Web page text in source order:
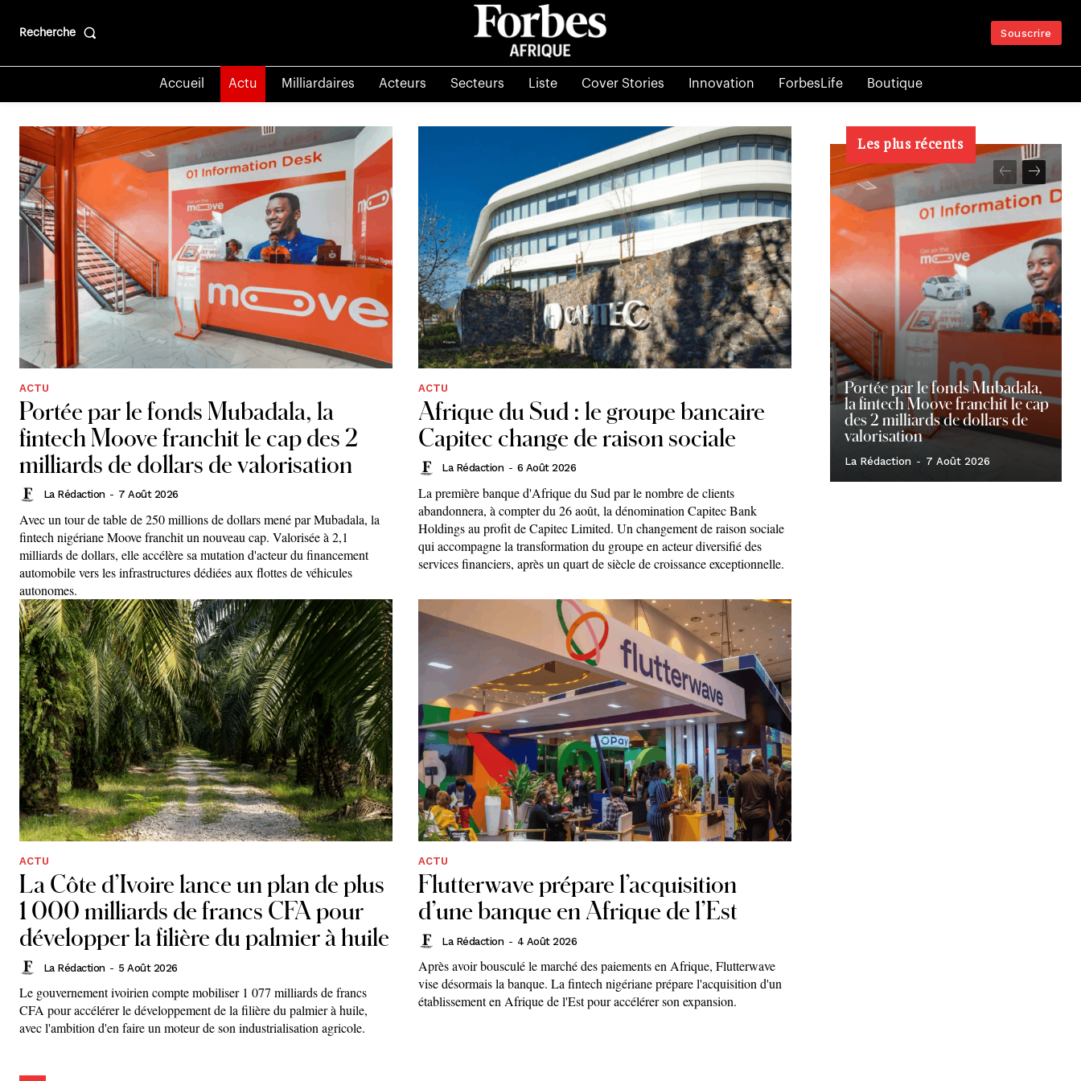
Recherche Souscrire
Accueil Actu Milliardaires Acteurs Secteurs Liste Cover Stories Innovation ForbesLife Boutique
ACTU
Portée par le fonds Mubadala, la
fintech Moove franchit le cap des 2
milliards de dollars de valorisation
La Rédaction - 7 Août 2026
Avec un tour de table de 250 millions de dollars mené par Mubadala, la
fintech nigériane Moove franchit un nouveau cap. Valorisée à 2,1
milliards de dollars, elle accélère sa mutation d'acteur du financement
automobile vers les infrastructures dédiées aux flottes de véhicules
autonomes.
ACTU
Afrique du Sud : le groupe bancaire
Capitec change de raison sociale
La Rédaction - 6 Août 2026
La première banque d'Afrique du Sud par le nombre de clients
abandonnera, à compter du 26 août, la dénomination Capitec Bank
Holdings au profit de Capitec Limited. Un changement de raison sociale
qui accompagne la transformation du groupe en acteur diversifié des
services financiers, après un quart de siècle de croissance exceptionnelle.
ACTU
La Côte d’Ivoire lance un plan de plus
1 000 milliards de francs CFA pour
développer la filière du palmier à huile
La Rédaction - 5 Août 2026
Le gouvernement ivoirien compte mobiliser 1 077 milliards de francs
CFA pour accélérer le développement de la filière du palmier à huile,
avec l'ambition d'en faire un moteur de son industrialisation agricole.
ACTU
Flutterwave prépare l’acquisition
d’une banque en Afrique de l’Est
La Rédaction - 4 Août 2026
Après avoir bousculé le marché des paiements en Afrique, Flutterwave
vise désormais la banque. La fintech nigériane prépare l'acquisition d'un
établissement en Afrique de l'Est pour accélérer son expansion.
Les plus récents
Portée par le fonds Mubadala,
la fintech Moove franchit le cap
des 2 milliards de dollars de
valorisation
La Rédaction - 7 Août 2026